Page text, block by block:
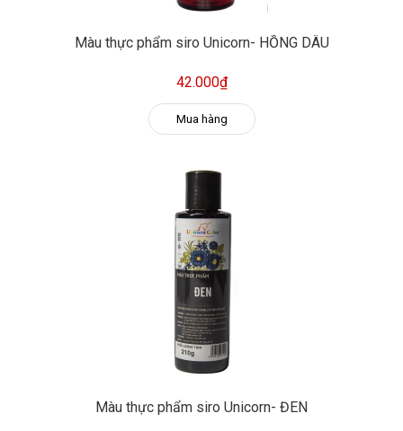
Màu thực phẩm siro Unicorn- HỒNG DÂU
42.000₫
Mua hàng
Màu thực phẩm siro Unicorn- ĐEN